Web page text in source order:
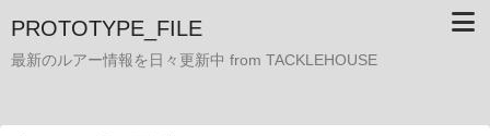
PROTOTYPE_FILE
最新のルアー情報を日々更新中 from TACKLEHOUSE